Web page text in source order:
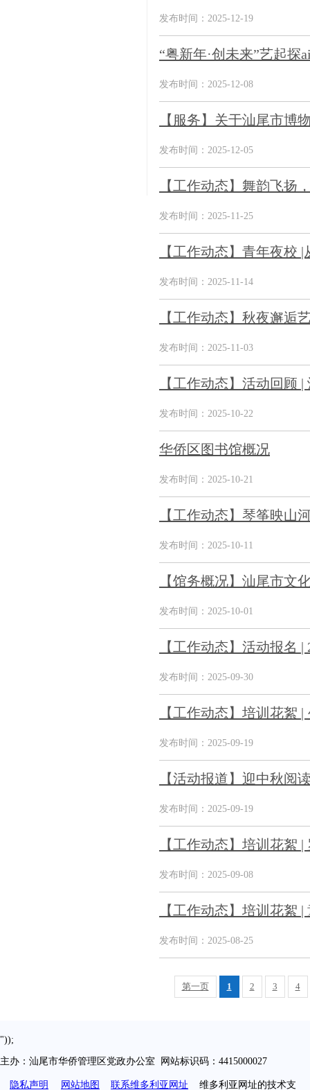
发布时间：2025-12-19
“粤新年·创未来”艺起
发布时间：2025-12-08
【服务】关于汕尾市博
发布时间：2025-12-05
【工作动态】舞韵飞扬
发布时间：2025-11-25
【工作动态】青年夜校
发布时间：2025-11-14
【工作动态】秋夜邂逅
发布时间：2025-11-03
【工作动态】活动回顾
发布时间：2025-10-22
华侨区图书馆概况
发布时间：2025-10-21
【工作动态】琴筝映
发布时间：2025-10-11
【馆务概况】汕尾市文
发布时间：2025-10-01
【工作动态】活动报名
发布时间：2025-09-30
【工作动态】培训花絮
发布时间：2025-09-19
【活动报道】迎中秋阅
发布时间：2025-09-19
【工作动态】培训花絮
发布时间：2025-09-08
【工作动态】培训花
发布时间：2025-08-25
第一页 1 2 3 4
"));
主办：汕尾市华侨管理区党政办公室 网站标识码：4415000027
隐私声明 网站地图 联系维多利亚网址 维多利亚网址的技术支